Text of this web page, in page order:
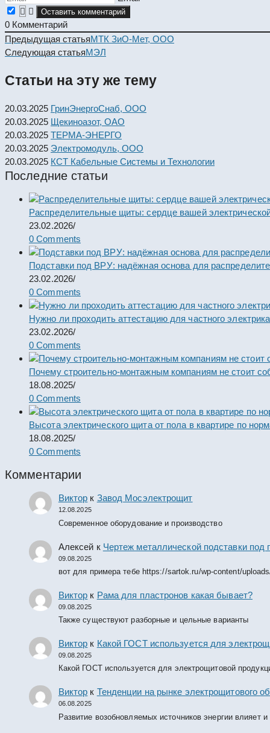
0 Комментарий
Read
more
Предыдущая статьяМТК ЗиО-Мет, ООО
Следующая статьяМЭЛ
Статьи на эту же тему
20.03.2025 ГринЭнергоСнаб, ООО
20.03.2025 Щекиноазот, ОАО
20.03.2025 ТЕРМА-ЭНЕРГО
20.03.2025 Электромодуль, ООО
20.03.2025 КСТ Кабельные Системы и Технологии
Последние статьи
Распределительные щиты: сердце вашей
23.02.2026/
0 Comments
Подставки под ВРУ: надёжная основа для
23.02.2026/
0 Comments
Нужно ли проходить аттестацию для частного
23.02.2026/
0 Comments
Почему строительно-монтажным компаниям не стоит
18.08.2025/
0 Comments
Высота электрического щита от пола в квартире по
18.08.2025/
0 Comments
Комментарии
Виктор к Завод Мосэлектрощит
12.08.2025
Современное оборудование и производство
Алексей к Чертеж металлической подставки
09.08.2025
вот для примера тебе https://sartok.ru/wp-content/
Виктор к Рама для пластронов какая бывает?
09.08.2025
Также существуют разборные и цельные варианты
Виктор к Какой ГОСТ используется для
09.08.2025
Какой ГОСТ используется для электрощитовой
Виктор к Тенденции на рынке электрощитового
06.08.2025
Развитие возобновляемых источников энергии влияет